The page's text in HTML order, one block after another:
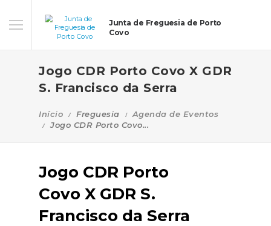
Junta de Freguesia de Porto
Covo
Jogo CDR Porto Covo X GDR
S. Francisco da Serra
Início Freguesia
Agenda de Eventos
Jogo CDR Porto Covo...
Jogo CDR Porto
Covo X GDR S.
Francisco da Serra